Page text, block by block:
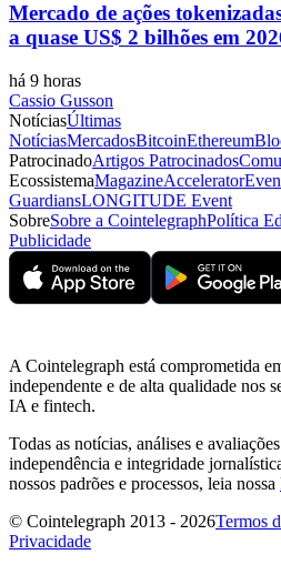
Mercado de ações
a quase US$ 2 bilhões em
há 9 horas
Cassio Gusson
NotíciasÚltimas
NotíciasMercadosBitcoinEthereum
PatrocinadoArtigos Patrocinados
EcossistemaMagazineAccelerator
GuardiansLONGITUDE Event
SobreSobre a CointelegraphPolítica
Publicidade
A Cointelegraph está comprometida
independente e de alta qualidade nos
IA e fintech.
Todas as notícias, análises e
independência e integridade
nossos padrões e processos, leia nossa
© Cointelegraph 2013 - 2026Termos
Privacidade